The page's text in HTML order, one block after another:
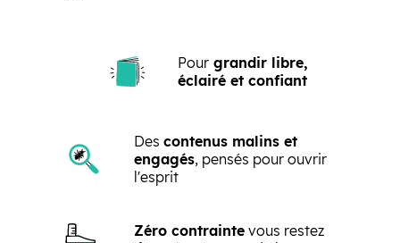
Pour grandir libre,
éclairé et confiant
Des contenus malins et
engagés, pensés pour ouvrir
l'esprit
Zéro contrainte vous restez